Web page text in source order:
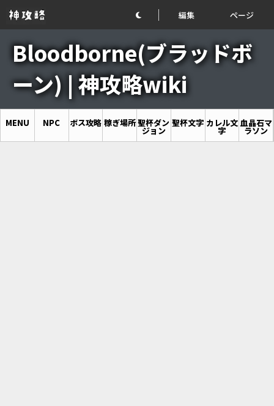
編集 ページ
Bloodborne(ブラッドボ
ーン) | 神攻略wiki
MENU NPC ボス攻略 稼ぎ場所聖杯ダン
ジョン
聖杯文字 カレル文
字
血晶石マ
ラソン